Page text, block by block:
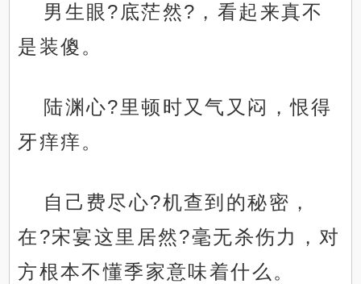
男生眼?底茫然?，看起来真不
是装傻。
陆渊心?里顿时又气又闷，恨得
牙痒痒。
自己费尽心?机查到的秘密，
在?宋宴这里居然?毫无杀伤力，对
方根本不懂季家意味着什么。